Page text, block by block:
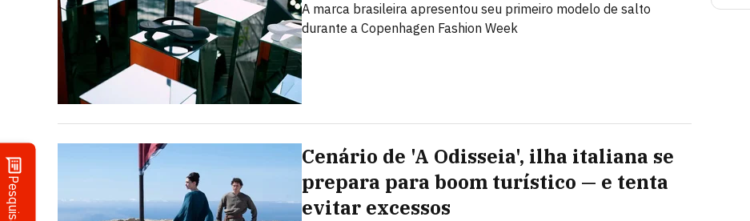
Pesquisa
A marca brasileira apresentou seu primeiro modelo de salto
durante a Copenhagen Fashion Week
Cenário de 'A Odisseia', ilha italiana se
prepara para boom turístico — e tenta
evitar excessos